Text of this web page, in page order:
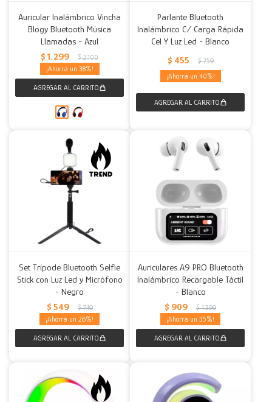
Auricular Inalámbrico Vincha
Blogy Bluetooth Música
Llamadas - Azul
$ 1.299 $ 2.100
38
Parlante Bluetooth
Inalámbrico C/ Carga Rápida
Cel Y Luz Led - Blanco
$ 455 $ 759
40
Set Trípode Bluetooth Selfie
Stick con Luz Led y Micrófono
- Negro
$ 549 $ 749
26
Auriculares A9 PRO Bluetooth
Inalámbrico Recargable Táctil
- Blanco
$ 909 $ 1.399
35